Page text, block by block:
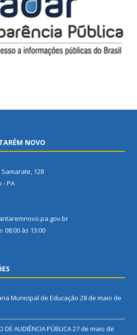
NOVO
128
- PA
às 13:00
Municipal de Educação 28 de maio de
DE AUDIÊNCIA PÚBLICA27 de maio de